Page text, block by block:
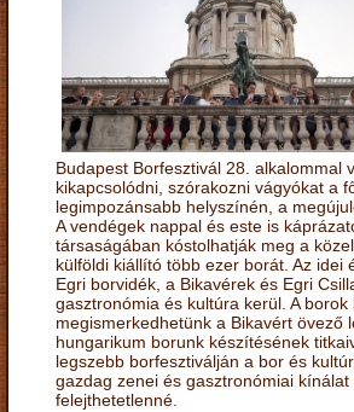
Budapest Borfesztivál 28. alkalommal
kikapcsolódni, szórakozni vágyókat a
legimpozánsabb helyszínén, a
A vendégek nappal és este is
társaságában kóstolhatják meg a
külföldi kiállító több ezer borát. Az idei
Egri borvidék, a Bikavérek és Egri
gasztronómia és kultúra kerül. A
megismerkedhetünk a Bikavért övező
hungarikum borunk készítésének
legszebb borfesztiválján a bor és
gazdag zenei és gasztronómiai kínálat
felejthetetlenné.